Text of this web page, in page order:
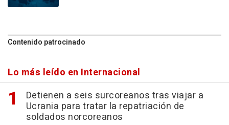
Contenido patrocinado
Lo más leído en Internacional
Detienen a seis surcoreanos tras viajar a
Ucrania para tratar la repatriación de
soldados norcoreanos